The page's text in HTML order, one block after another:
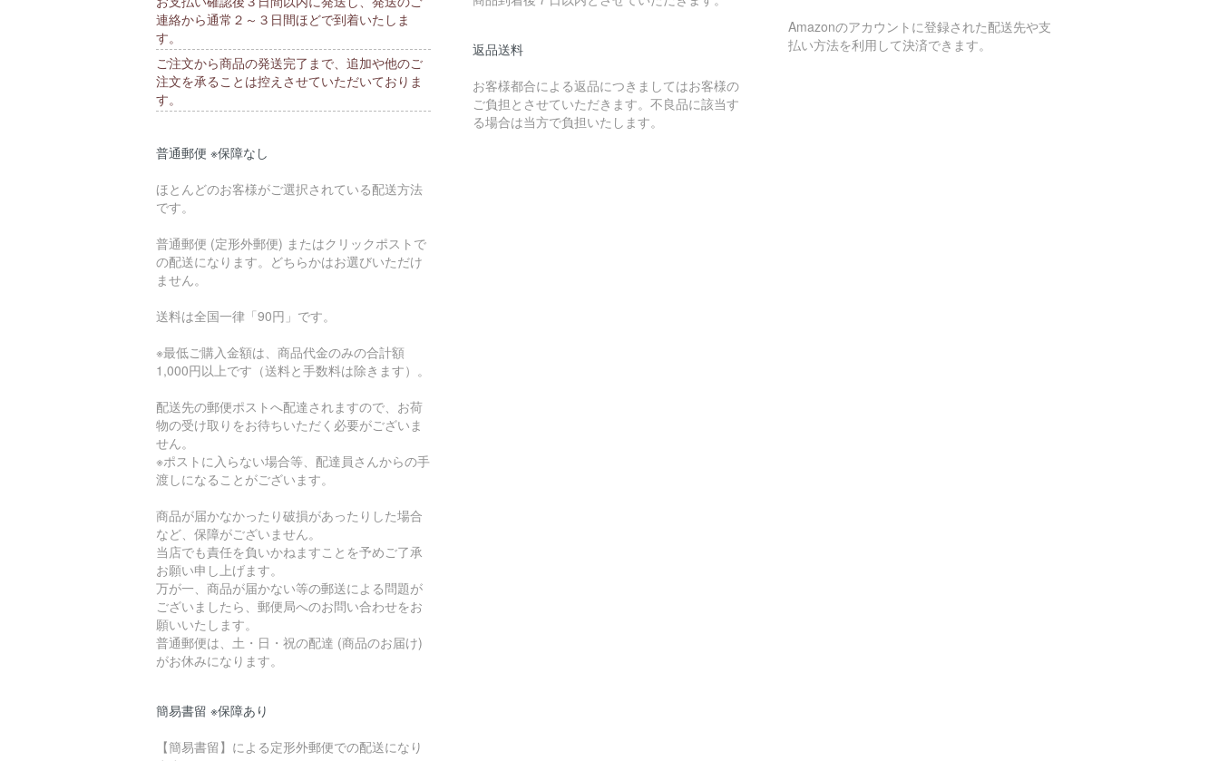
連絡から通常２～３日間ほどで到着いたしま
す。
ご注文から商品の発送完了まで、追加や他のご
注文を承ることは控えさせていただいておりま
す。
普通郵便 ※保障なし
ほとんどのお客様がご選択されている配送方法
です。
普通郵便 (定形外郵便) またはクリックポストで
の配送になります。どちらかはお選びいただけ
ません。
送料は全国一律「90円」です。
※最低ご購入金額は、商品代金のみの合計額
1,000円以上です（送料と手数料は除きます）。
配送先の郵便ポストへ配達されますので、お荷
物の受け取りをお待ちいただく必要がございま
せん。
※ポストに入らない場合等、配達員さんからの手
渡しになることがございます。
商品が届かなかったり破損があったりした場合
など、保障がございません。
当店でも責任を負いかねますことを予めご了承
お願い申し上げます。
万が一、商品が届かない等の郵送による問題が
ございましたら、郵便局へのお問い合わせをお
願いいたします。
普通郵便は、土・日・祝の配達 (商品のお届け)
がお休みになります。
簡易書留 ※保障あり
【簡易書留】による定形外郵便での配送になり
返品送料
お客様都合による返品につきましてはお客様の
ご負担とさせていただきます。不良品に該当す
る場合は当方で負担いたします。
Amazonのアカウントに登録された配送先や支
払い方法を利用して決済できます。